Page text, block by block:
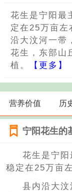
花生是宁阳最
定在25万亩左
沿大汶河一带
花生，东部山
植。
【更多】
营养价值 历
宁阳花生的
花生是宁
稳定在25万亩
县内沿大